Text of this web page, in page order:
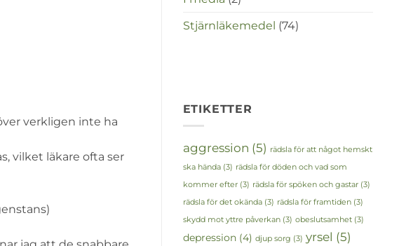
verkligen inte ha
vilket läkare ofta ser
Stjärnläkemedel (74)
ETIKETTER
aggression (5) rädsla för att något hemskt
ska hända(3) rädsla för döden och vad som
kommer efter(3) rädsla för spöken och gastar(3)
rädsla för det okända(3) rädsla för framtiden(3)
skydd mot yttre påverkan(3) obeslutsamhet(3)
depression(4) djup sorg (3) yrsel (5)